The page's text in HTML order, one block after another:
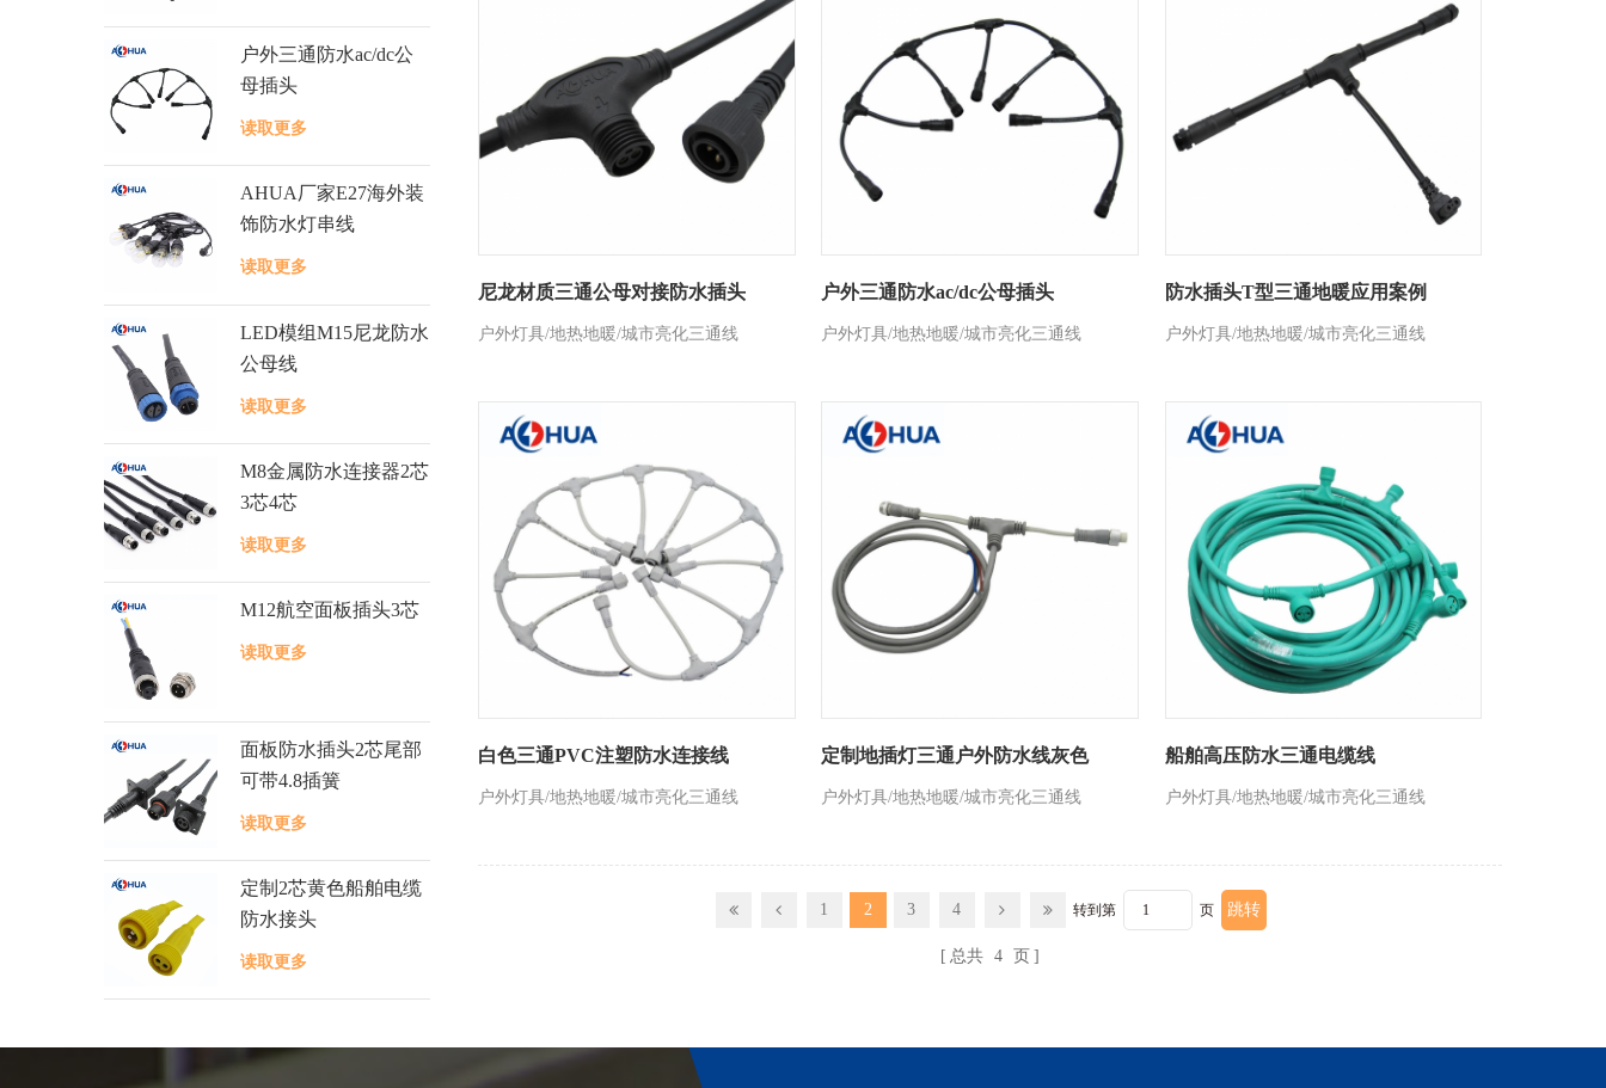
尼龙材质三通公母对接防水插头
户外灯具/地热地暖/城市亮化三通线
户外三通防水ac/dc公母插头
户外灯具/地热地暖/城市亮化三通线
防水插头T型三通地暖应用案例
户外灯具/地热地暖/城市亮化三通线
白色三通PVC注塑防水连接线
户外灯具/地热地暖/城市亮化三通线
定制地插灯三通户外防水线灰色
户外灯具/地热地暖/城市亮化三通线
船舶高压防水三通电缆线
户外灯具/地热地暖/城市亮化三通线
1 2 3 4 转到第 页
总共 4 页
户外三通防水ac/dc公
母插头
读取更多
AHUA厂家E27海外装
饰防水灯串线
读取更多
LED模组M15尼龙防水
公母线
读取更多
M8金属防水连接器2芯
3芯4芯
读取更多
M12航空面板插头3芯
读取更多
面板防水插头2芯尾部
可带4.8插簧
读取更多
定制2芯黄色船舶电缆
防水接头
读取更多